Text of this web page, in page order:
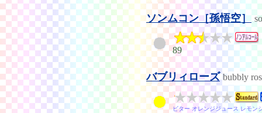
ソンムコン［孫悟空］
89
バブリィローズ bubbly
ビター オレンジジュース レモン